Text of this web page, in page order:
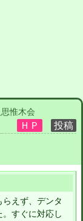
惟木会
えず、デンタ
すぐに対応し